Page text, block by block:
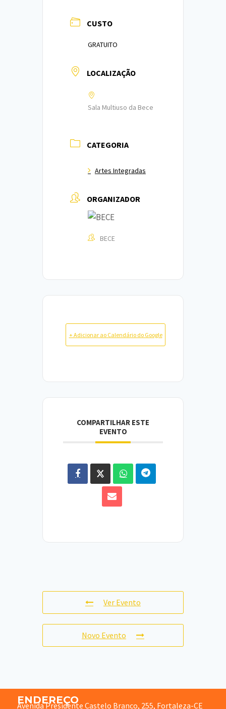
CUSTO
GRATUITO
LOCALIZAÇÃO
Sala Multiuso da Bece
CATEGORIA
Artes Integradas
ORGANIZADOR
BECE
+ Adicionar ao Calendário do Google
COMPARTILHAR ESTE
EVENTO
Ver Evento
Novo Evento
ENDEREÇO
Avenida Presidente Castelo Branco, 255, Fortaleza-CE